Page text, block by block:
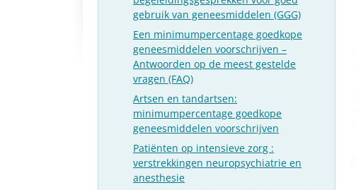
gebruik van geneesmiddelen (GGG)
Een minimumpercentage goedkope
geneesmiddelen voorschrijven –
Antwoorden op de meest gestelde
vragen (FAQ)
Artsen en tandartsen:
minimumpercentage goedkope
geneesmiddelen voorschrijven
Patiënten op intensieve zorg :
verstrekkingen neuropsychiatrie en
anesthesie